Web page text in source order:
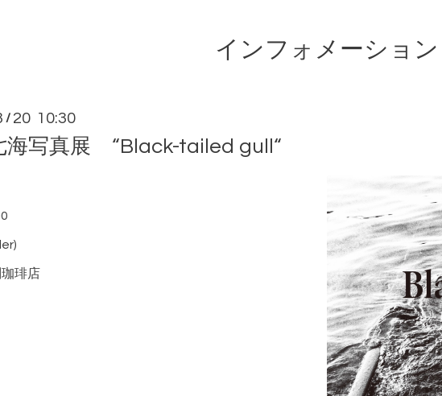
インフォメーション
/ 20 10:30
海写真展 “Black-tailed gull“
琲店